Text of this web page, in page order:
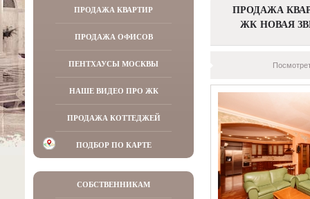
ПРОДАЖА КВАРТИР
ПРОДАЖА ОФИСОВ
ПЕНТХАУСЫ МОСКВЫ
НАШЕ ВИДЕО ПРО ЖК
ПРОДАЖА КОТТЕДЖЕЙ
ПОДБОР ПО КАРТЕ
СОБСТВЕННИКАМ
ПРОДАЖА
ЖК НОВАЯ